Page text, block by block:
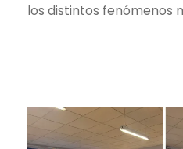
los distintos fenómenos